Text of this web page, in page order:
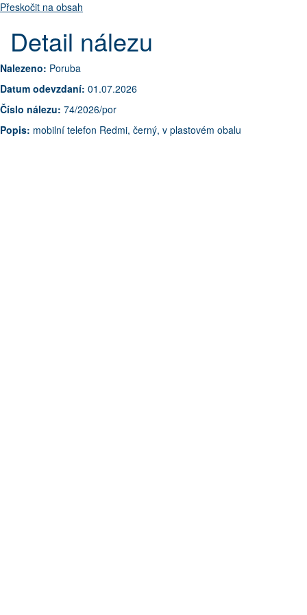
Přeskočit na obsah
Detail nálezu
Nalezeno: Poruba
Datum odevzdaní: 01.07.2026
Číslo nálezu: 74/2026/por
Popis: mobilní telefon Redmi, černý, v plastovém obalu